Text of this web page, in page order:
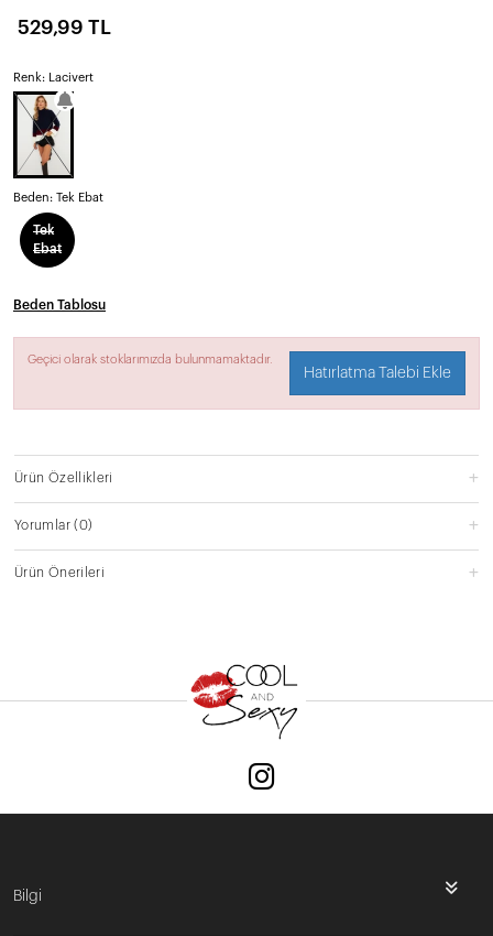
529,99 TL
Renk: Lacivert
Beden: Tek Ebat
Tek
Ebat
Beden Tablosu
Geçici olarak stoklarımızda bulunmamaktadır.
Hatırlatma Talebi Ekle
Ürün Özellikleri
Yorumlar(0)
Ürün Önerileri
Bilgi